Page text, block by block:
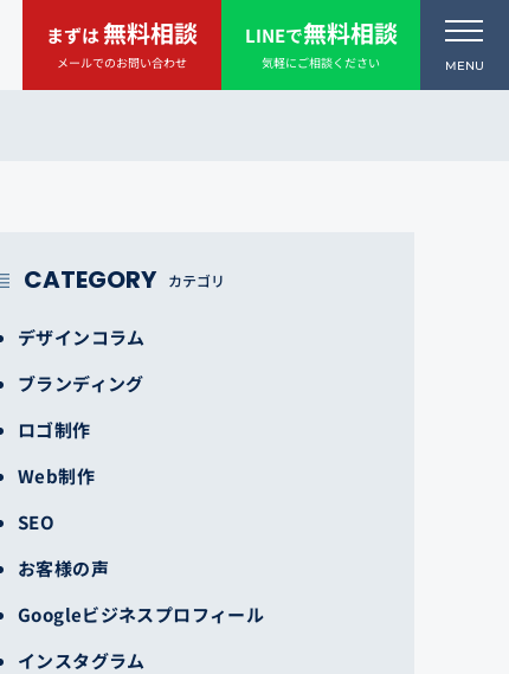
まずは無料相談
メールでのお問い合わせ
LINEで無料相談
気軽にご相談ください
CATEGORY カテゴリ
デザインコラム
ブランディング
ロゴ制作
Web制作
SEO
お客様の声
Googleビジネスプロフィール
インスタグラム